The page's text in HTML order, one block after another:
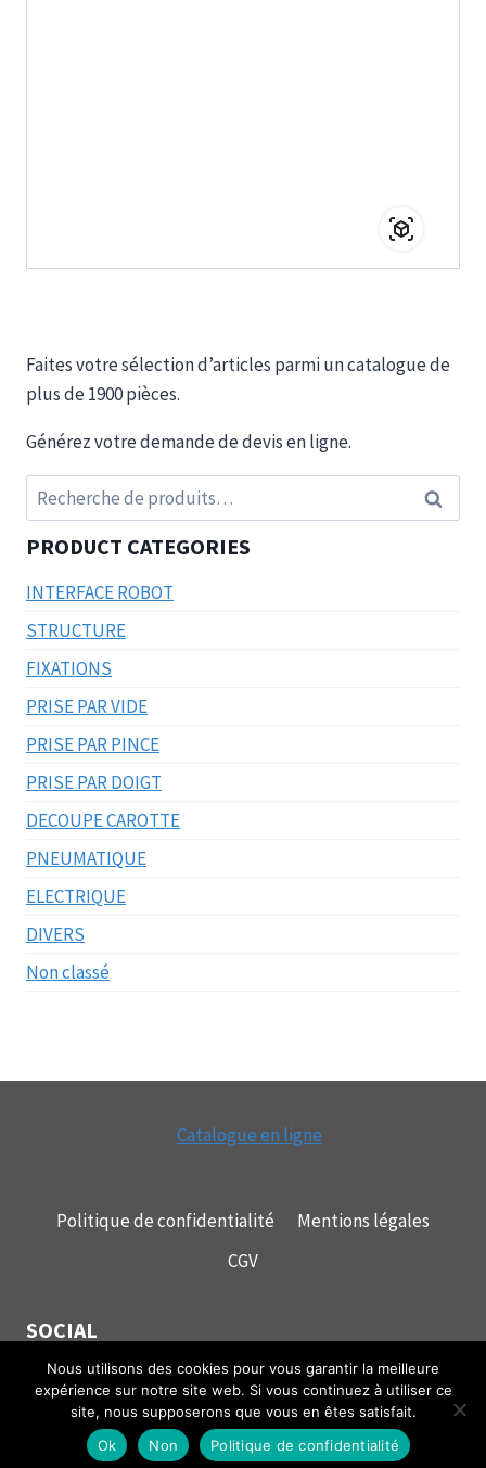
Faites votre sélection d’articles parmi un catalogue de
plus de 1900 pièces.
Générez votre demande de devis en ligne.
Recherche
pour :
PRODUCT CATEGORIES
INTERFACE ROBOT
STRUCTURE
FIXATIONS
PRISE PAR VIDE
PRISE PAR PINCE
PRISE PAR DOIGT
DECOUPE CAROTTE
PNEUMATIQUE
ELECTRIQUE
DIVERS
Non classé
Catalogue en ligne
Politique de confidentialité
Mentions légales
CGV
SOCIAL
© 2026 mecagrip
Nous utilisons des cookies pour vous garantir la meilleure
expérience sur notre site web. Si vous continuez à utiliser ce
site, nous supposerons que vous en êtes satisfait.
Ok
Non Politique de confidentialité